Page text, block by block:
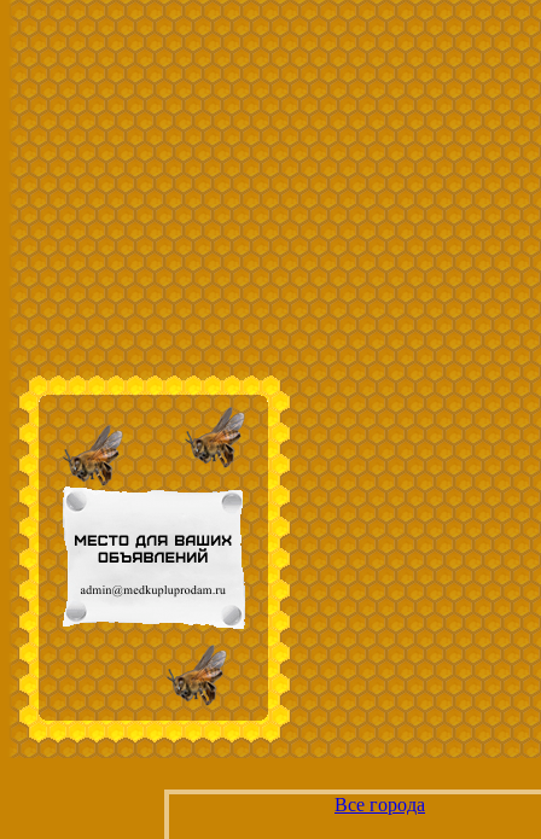
Все города